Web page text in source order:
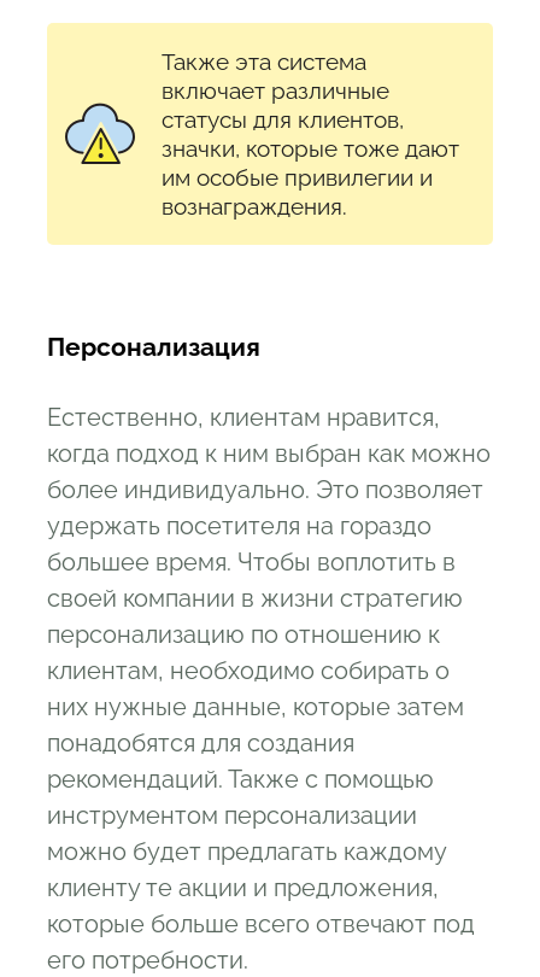
Также эта система
включает различные
статусы для клиентов,
значки, которые тоже дают
им особые привилегии и
вознаграждения.
Персонализация
Естественно, клиентам нравится,
когда подход к ним выбран как можно
более индивидуально. Это позволяет
удержать посетителя на гораздо
большее время. Чтобы воплотить в
своей компании в жизни стратегию
персонализацию по отношению к
клиентам, необходимо собирать о
них нужные данные, которые затем
понадобятся для создания
рекомендаций. Также с помощью
инструментом персонализации
можно будет предлагать каждому
клиенту те акции и предложения,
которые больше всего отвечают под
его потребности.